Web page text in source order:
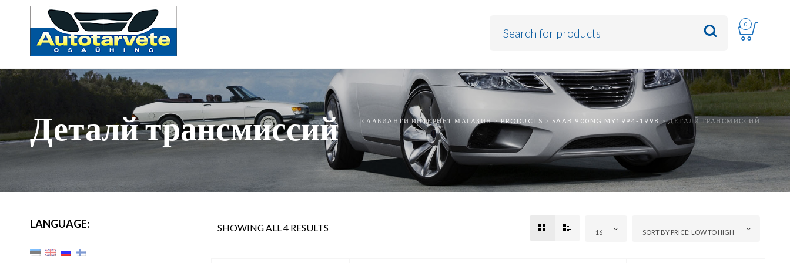
0
СААБИAНТИ ИНТЕРНЕТ МАГАЗИН>PRODUCTS > SAAB 900NG MY1994-1998 >ДЕТАЛЙ ТРАНСМИССИЙ
Деталй трансмиссий
LANGUAGE: SHOWING ALL 4 RESULTS 16 SORT BY PRICE: LOW TO HIGH